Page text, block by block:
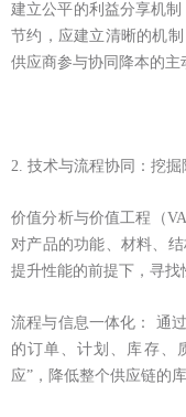
建立公平的利益分享机制
节约，应建立清晰的机
供应商参与协同降本的主
2. 技术与流程协同：挖掘
价值分析与价值工程（
对产品的功能、材料、
提升性能的前提下，寻找
流程与信息一体化： 通
的订单、计划、库存、
应”，降低整个供应链的